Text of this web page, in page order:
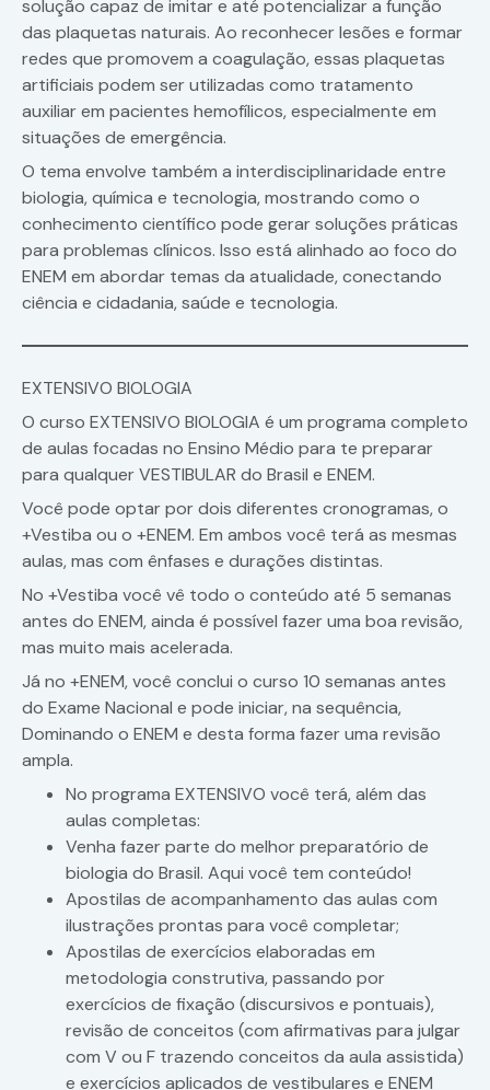
solução capaz de imitar e até potencializar a função
das plaquetas naturais. Ao reconhecer lesões e formar
redes que promovem a coagulação, essas plaquetas
artificiais podem ser utilizadas como tratamento
auxiliar em pacientes hemofílicos, especialmente em
situações de emergência.
O tema envolve também a interdisciplinaridade entre
biologia, química e tecnologia, mostrando como o
conhecimento científico pode gerar soluções práticas
para problemas clínicos. Isso está alinhado ao foco do
ENEM em abordar temas da atualidade, conectando
ciência e cidadania, saúde e tecnologia.
EXTENSIVO BIOLOGIA
O curso EXTENSIVO BIOLOGIA é um programa completo
de aulas focadas no Ensino Médio para te preparar
para qualquer VESTIBULAR do Brasil e ENEM.
Você pode optar por dois diferentes cronogramas, o
+Vestiba ou o +ENEM. Em ambos você terá as mesmas
aulas, mas com ênfases e durações distintas.
No +Vestiba você vê todo o conteúdo até 5 semanas
antes do ENEM, ainda é possível fazer uma boa revisão,
mas muito mais acelerada.
Já no +ENEM, você conclui o curso 10 semanas antes
do Exame Nacional e pode iniciar, na sequência,
Dominando o ENEM e desta forma fazer uma revisão
ampla.
No programa EXTENSIVO você terá, além das
aulas completas:
Venha fazer parte do melhor preparatório de
biologia do Brasil. Aqui você tem conteúdo!
Apostilas de acompanhamento das aulas com
ilustrações prontas para você completar;
Apostilas de exercícios elaboradas em
metodologia construtiva, passando por
exercícios de fixação (discursivos e pontuais),
revisão de conceitos (com afirmativas para julgar
com V ou F trazendo conceitos da aula assistida)
e exercícios aplicados de vestibulares e ENEM